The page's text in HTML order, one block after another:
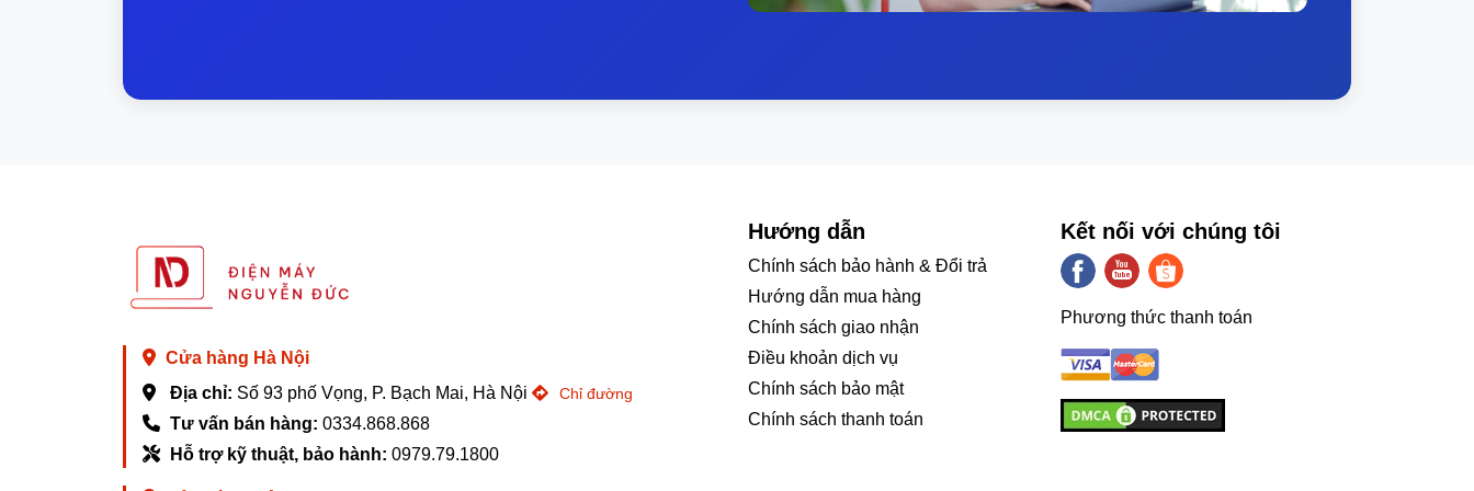
Cửa hàng Hà Nội
Địa chỉ: Số 93 phố Vọng, P. Bạch Mai, Hà Nội Chỉ đường
Tư vấn bán hàng: 0334.868.868
Hỗ trợ kỹ thuật, bảo hành: 0979.79.1800
Hướng dẫn
Chính sách bảo hành & Đổi trả
Hướng dẫn mua hàng
Chính sách giao nhận
Điều khoản dịch vụ
Chính sách bảo mật
Chính sách thanh toán
Kết nối với chúng tôi
Phương thức thanh toán